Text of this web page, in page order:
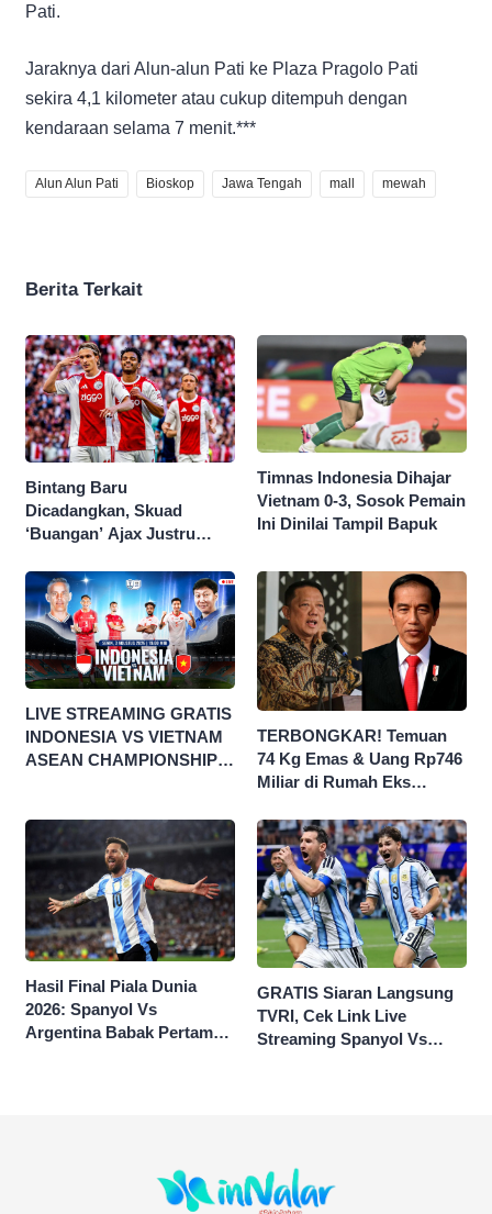
Pati.
Jaraknya dari Alun-alun Pati ke Plaza Pragolo Pati
sekira 4,1 kilometer atau cukup ditempuh dengan
kendaraan selama 7 menit.***
Alun Alun Pati Bioskop Jawa Tengah mall mewah
Berita Terkait
Bintang Baru
Dicadangkan, Skuad
‘Buangan’ Ajax Justru
Timnas Indonesia Dihajar
Vietnam 0-3, Sosok Pemain
Ini Dinilai Tampil Bapuk
LIVE STREAMING GRATIS
INDONESIA VS VIETNAM
ASEAN CHAMPIONSHIP
TERBONGKAR! Temuan
74 Kg Emas & Uang Rp746
Miliar di Rumah Eks
Nama Jokowi
Hasil Final Piala Dunia
2026: Spanyol Vs
Argentina Babak Pertama
GRATIS Siaran Langsung
TVRI, Cek Link Live
Streaming Spanyol Vs